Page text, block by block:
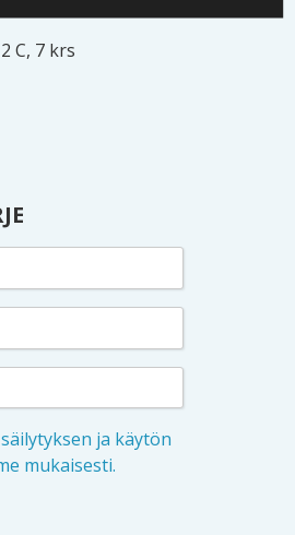
C, 7 krs
ja käytön
mukaisesti.